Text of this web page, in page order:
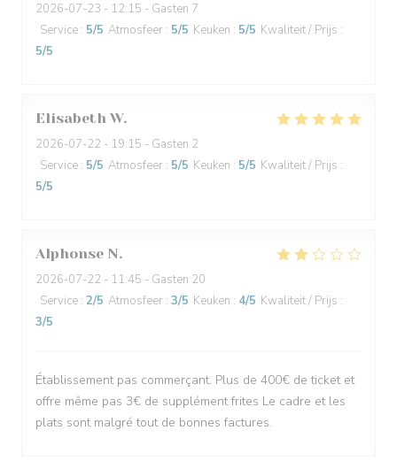
2026-07-23 - 12:15 - Gasten 7
Service : 5/5 Atmosfeer : 5/5 Keuken : 5/5 Kwaliteit / Prijs :
5/5
Elisabeth W
2026-07-22 - 19:15 - Gasten 2
Service : 5/5 Atmosfeer : 5/5 Keuken : 5/5 Kwaliteit / Prijs :
5/5
Alphonse N
2026-07-22 - 11:45 - Gasten 20
Service : 2/5 Atmosfeer : 3/5 Keuken : 4/5 Kwaliteit / Prijs :
3/5
Établissement pas commerçant. Plus de 400€ de ticket et
offre même pas 3€ de supplément frites Le cadre et les
plats sont malgré tout de bonnes factures.